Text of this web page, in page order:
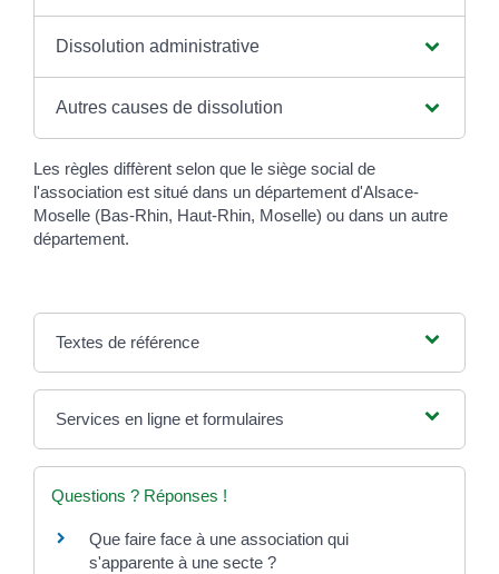
Dissolution administrative
Autres causes de dissolution
Les règles diffèrent selon que le siège social de
l'association est situé dans un département d'Alsace-
Moselle (Bas-Rhin, Haut-Rhin, Moselle) ou dans un autre
département.
Textes de référence
Services en ligne et formulaires
Questions ? Réponses !
Que faire face à une association qui
s'apparente à une secte ?